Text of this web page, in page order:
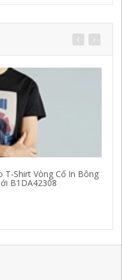
T-Shirt Vòng Cổ In Bông
B1DA42308